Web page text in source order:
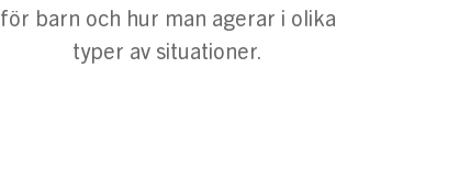
för barn och hur man agerar i olika
typer av situationer.